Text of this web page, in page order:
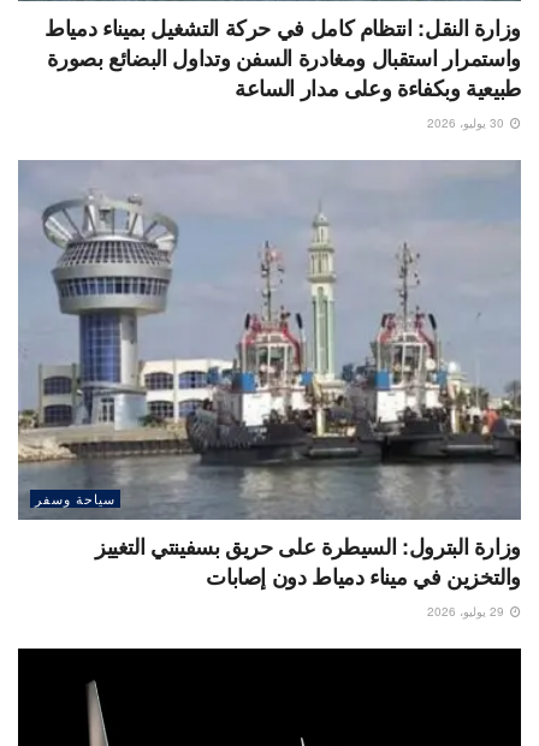
وزارة النقل: انتظام كامل في حركة التشغيل بميناء دمياط
واستمرار استقبال ومغادرة السفن وتداول البضائع بصورة
طبيعية وبكفاءة وعلى مدار الساعة
سياحة وسفر
وزارة البترول: السيطرة على حريق بسفينتي التغييز
والتخزين في ميناء دمياط دون إصابات